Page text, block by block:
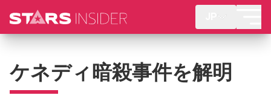
ケネディ暗殺事件を解明